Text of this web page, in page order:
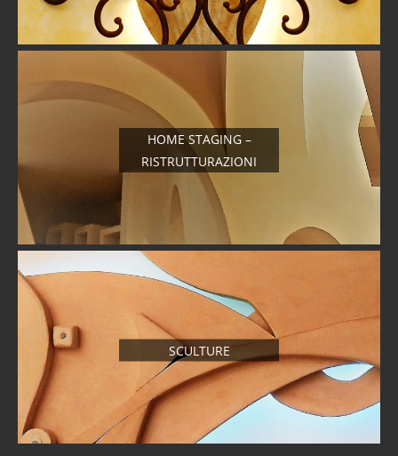
HOME STAGING –
RISTRUTTURAZIONI
SCULTURE